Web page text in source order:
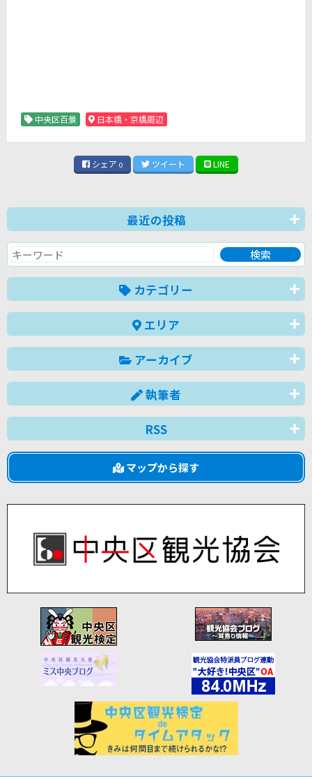
中央区百景 日本橋・京橋周辺
シェア 0 ツイート LINE
最近の投稿
カテゴリー
エリア
アーカイブ
執筆者
RSS
マップから探す